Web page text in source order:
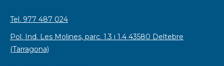
Tel. 977 487 024
Pol. Ind. Les Molines, parc. 1.3 i 1.4 43580 Deltebre
(Tarragona)